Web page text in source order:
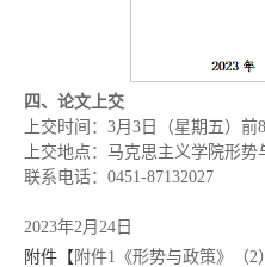
四、论文上交
上交时间：3月3日（星期五）前
上交地点：马克思主义学院形势
联系电话：0451-87132027
2023年2月24日
附件【 附件1《形势与政策》（